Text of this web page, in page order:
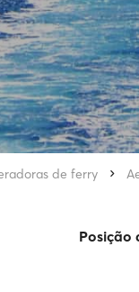
de ferry
Posição